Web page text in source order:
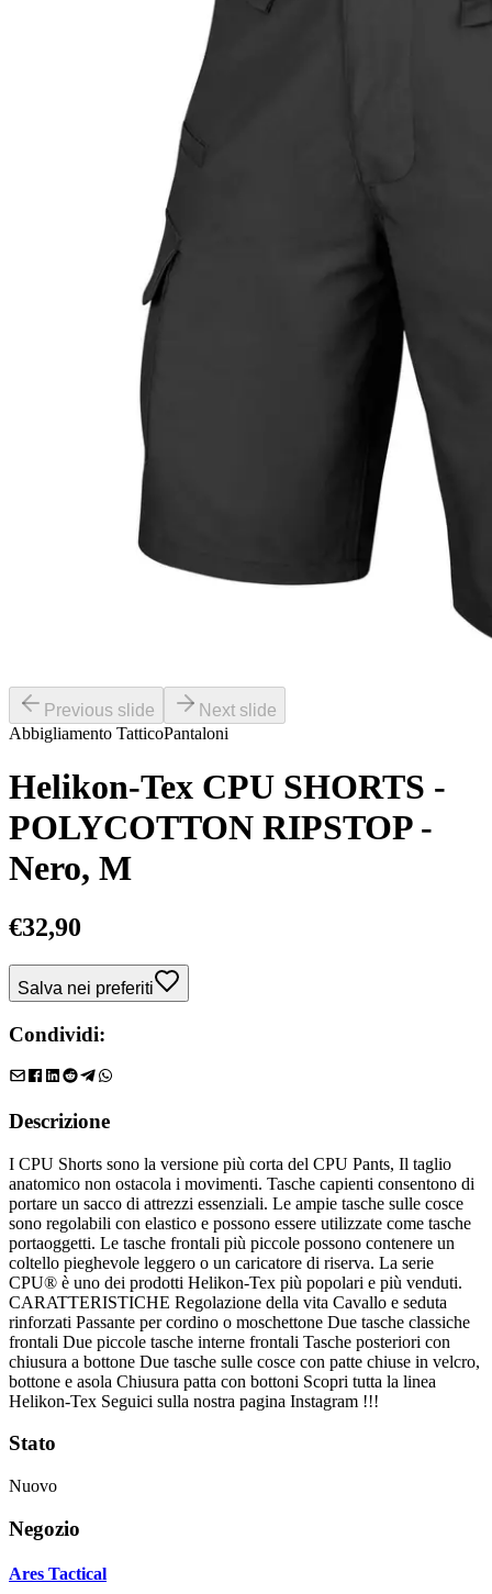
Previous slide
Next slide
Abbigliamento TatticoPantaloni
Helikon-Tex CPU SHORTS -
POLYCOTTON RIPSTOP -
Nero, M
€32,90
Salva nei preferiti
Condividi:
Descrizione
I CPU Shorts sono la versione più corta del CPU Pants, Il taglio
anatomico non ostacola i movimenti. Tasche capienti consentono di
portare un sacco di attrezzi essenziali. Le ampie tasche sulle cosce
sono regolabili con elastico e possono essere utilizzate come tasche
portaoggetti. Le tasche frontali più piccole possono contenere un
coltello pieghevole leggero o un caricatore di riserva. La serie
CPU® è uno dei prodotti Helikon-Tex più popolari e più venduti.
CARATTERISTICHE Regolazione della vita Cavallo e seduta
rinforzati Passante per cordino o moschettone Due tasche classiche
frontali Due piccole tasche interne frontali Tasche posteriori con
chiusura a bottone Due tasche sulle cosce con patte chiuse in velcro,
bottone e asola Chiusura patta con bottoni Scopri tutta la linea
Helikon-Tex Seguici sulla nostra pagina Instagram !!!
Stato
Nuovo
Negozio
Ares Tactical